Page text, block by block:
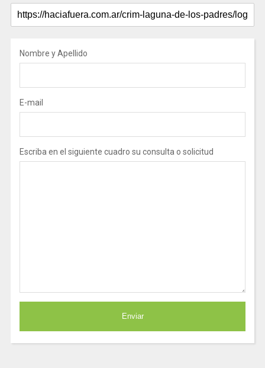
Nombre y Apellido
E-mail
Escriba en el siguiente cuadro su consulta o solicitud